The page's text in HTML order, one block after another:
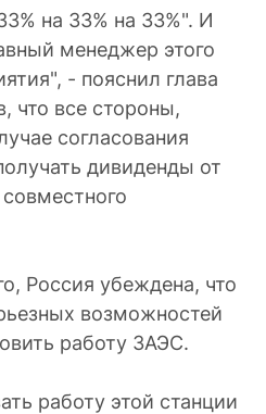
на 33% на 33%". И
менеджер этого
- пояснил глава
что все стороны,
согласования
дивиденды от
Россия убеждена, что
возможностей
работу ЗАЭС.
работу этой станции